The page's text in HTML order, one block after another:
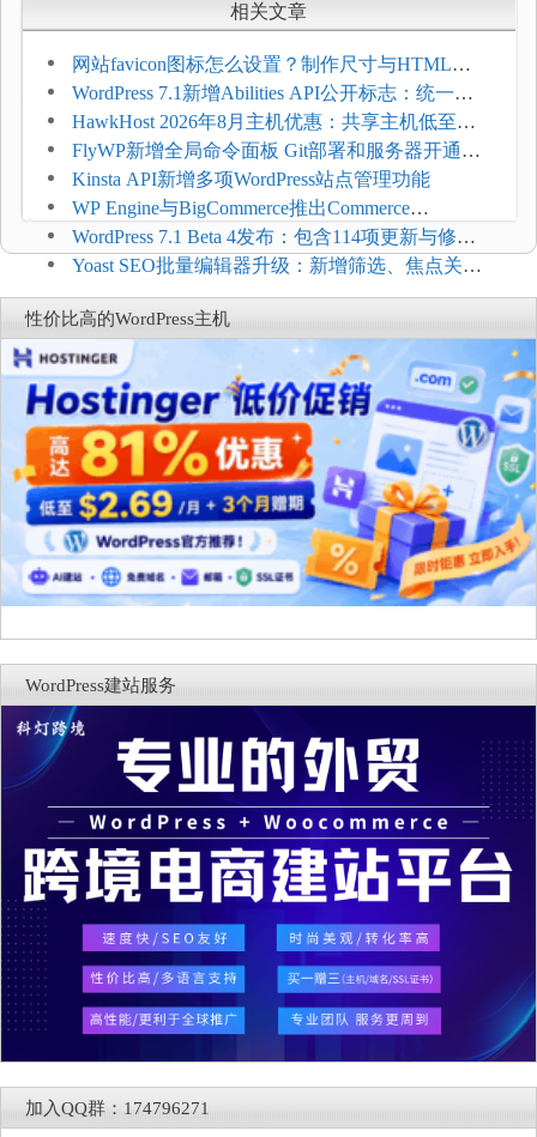
相关文章
网站favicon图标怎么设置？制作尺寸与HTML添
加方法
WordPress 7.1新增Abilities API公开标志：统一支
持REST API、MCP与AI代理
HawkHost 2026年8月主机优惠：共享主机低至
$2.61/月，高性能主机同步折扣
FlyWP新增全局命令面板 Git部署和服务器开通更
方便
Kinsta API新增多项WordPress站点管理功能
WP Engine与BigCommerce推出Commerce
Connect：WordPress商店可保留前台体验并扩展电
商能力
WordPress 7.1 Beta 4发布：包含114项更新与修
复，仅建议在测试环境体验
Yoast SEO批量编辑器升级：新增筛选、焦点关键
词与AI元数据草稿
性价比高的WordPress主机
WordPress建站服务
加入QQ群：174796271